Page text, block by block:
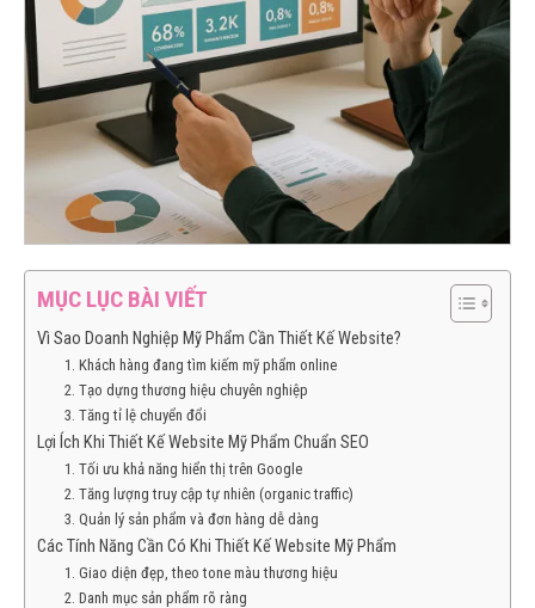
MỤC LỤC BÀI VIẾT
Vì Sao Doanh Nghiệp Mỹ Phẩm Cần Thiết Kế Website?
1. Khách hàng đang tìm kiếm mỹ phẩm online
2. Tạo dựng thương hiệu chuyên nghiệp
3. Tăng tỉ lệ chuyển đổi
Lợi Ích Khi Thiết Kế Website Mỹ Phẩm Chuẩn SEO
1. Tối ưu khả năng hiển thị trên Google
2. Tăng lượng truy cập tự nhiên (organic traffic)
3. Quản lý sản phẩm và đơn hàng dễ dàng
Các Tính Năng Cần Có Khi Thiết Kế Website Mỹ Phẩm
1. Giao diện đẹp, theo tone màu thương hiệu
2. Danh mục sản phẩm rõ ràng